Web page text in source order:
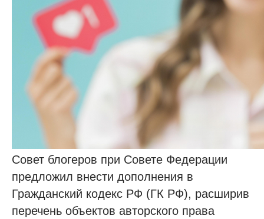
Совет блогеров при Совете Федерации
предложил внести дополнения в
Гражданский кодекс РФ (ГК РФ), расширив
перечень объектов авторского права